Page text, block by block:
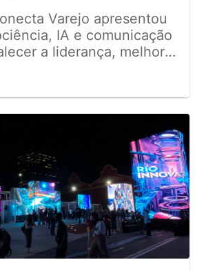
Varejo apresentou
IA e comunicação
a liderança, melhorar
decisões e impulsionar